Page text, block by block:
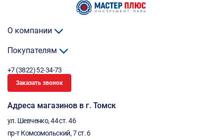
О компании
Покупателям
+7 (3822) 52-34-73
Заказать звонок
Адреса магазинов в г. Томск
ул. Шевченко, 44 ст. 46
пр-т Комсомольский, 7 ст. 6